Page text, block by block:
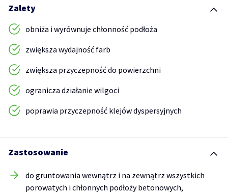
Zalety
obniża i wyrównuje chłonność podłoża
zwiększa wydajność farb
zwiększa przyczepność do powierzchni
ogranicza działanie wilgoci
poprawia przyczepność klejów dyspersyjnych
Zastosowanie
do gruntowania wewnątrz i na zewnątrz wszystkich
porowatych i chłonnych podłoży betonowych,